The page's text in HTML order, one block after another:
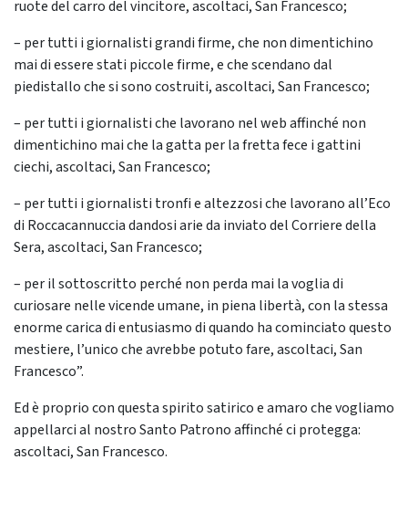
ruote del carro del vincitore, ascoltaci, San Francesco;
– per tutti i giornalisti grandi firme, che non dimentichino
mai di essere stati piccole firme, e che scendano dal
piedistallo che si sono costruiti, ascoltaci, San Francesco;
– per tutti i giornalisti che lavorano nel web affinché non
dimentichino mai che la gatta per la fretta fece i gattini
ciechi, ascoltaci, San Francesco;
– per tutti i giornalisti tronfi e altezzosi che lavorano all’Eco
di Roccacannuccia dandosi arie da inviato del Corriere della
Sera, ascoltaci, San Francesco;
– per il sottoscritto perché non perda mai la voglia di
curiosare nelle vicende umane, in piena libertà, con la stessa
enorme carica di entusiasmo di quando ha cominciato questo
mestiere, l’unico che avrebbe potuto fare, ascoltaci, San
Francesco”.
Ed è proprio con questa spirito satirico e amaro che vogliamo
appellarci al nostro Santo Patrono affinché ci protegga:
ascoltaci, San Francesco.